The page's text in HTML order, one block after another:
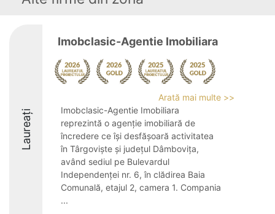
Laureați
Imobclasic-Agentie Imobiliara
Arată mai multe >>
Imobclasic-Agentie Imobiliara
reprezintă o agenție imobiliară de
încredere ce își desfășoară activitatea
în Târgoviște și județul Dâmbovița,
având sediul pe Bulevardul
Independenței nr. 6, în clădirea Baia
Comunală, etajul 2, camera 1. Compania
...